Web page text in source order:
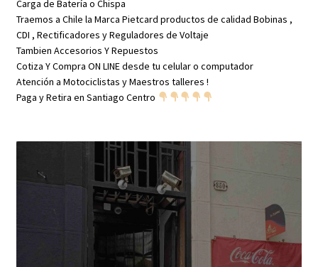
Carga de Batería o Chispa
Traemos a Chile la Marca Pietcard productos de calidad Bobinas ,
CDI , Rectificadores y Reguladores de Voltaje
Tambien Accesorios Y Repuestos
Cotiza Y Compra ON LINE desde tu celular o computador
Atención a Motociclistas y Maestros talleres !
Paga y Retira en Santiago Centro